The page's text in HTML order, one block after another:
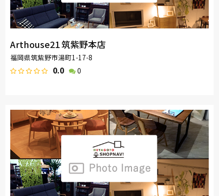
Arthouse21 筑紫野本店
福岡県筑紫野市湯町1-17-8
0.0 0